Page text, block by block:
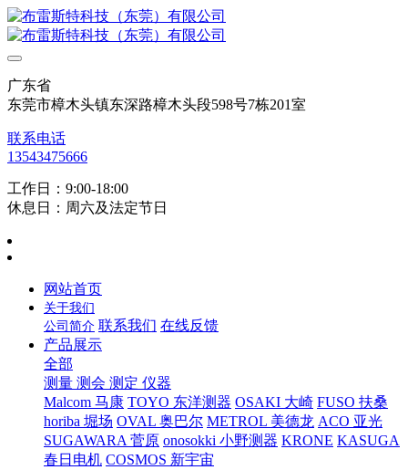
广东省
东莞市樟木头镇东深路樟木头段598号7栋201室
联系电话
13543475666
工作日：9:00-18:00
休息日：周六及法定节日
网站首页
关于我们
公司简介 联系我们 在线反馈
产品展示
全部
测量 测会 测定 仪器
Malcom 马康 TOYO 东洋测器 OSAKI 大崎 FUSO 扶桑
horiba 堀场 OVAL 奥巴尔 METROL 美德龙 ACO 亚光
SUGAWARA 菅原 onosokki 小野测器 KRONE KASUGA
春日电机 COSMOS 新宇宙